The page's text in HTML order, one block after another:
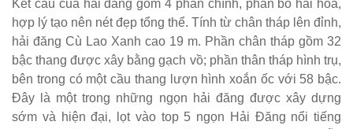
Kết cấu của hải đăng gồm 4 phần chính, phân bổ hài hòa,
hợp lý tạo nên nét đẹp tổng thể. Tính từ chân tháp lên đỉnh,
hải đăng Cù Lao Xanh cao 19 m. Phần chân tháp gồm 32
bậc thang được xây bằng gạch vồ; phần thân tháp hình trụ,
bên trong có một cầu thang lượn hình xoắn ốc với 58 bậc.
Đây là một trong những ngọn hải đăng được xây dựng
sớm và hiện đại, lọt vào top 5 ngọn Hải Đăng nổi tiếng